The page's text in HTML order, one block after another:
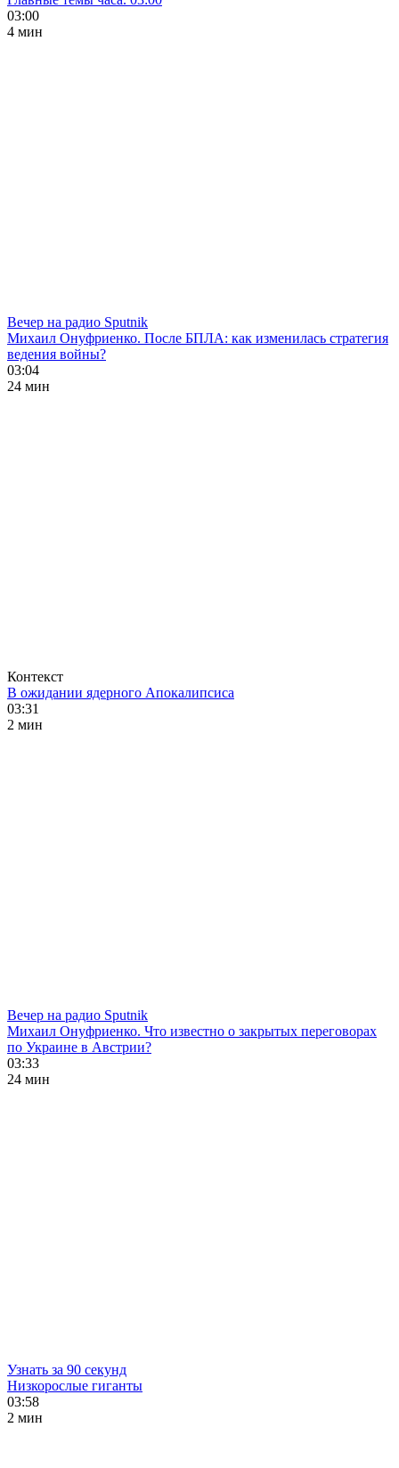
03:00
4 мин
Вечер на радио Sputnik
Михаил Онуфриенко. После БПЛА: как изменилась стратегия
ведения войны?
03:04
24 мин
Контекст
В ожидании ядерного Апокалипсиса
03:31
2 мин
Вечер на радио Sputnik
Михаил Онуфриенко. Что известно о закрытых переговорах
по Украине в Австрии?
03:33
24 мин
Узнать за 90 секунд
Низкорослые гиганты
03:58
2 мин